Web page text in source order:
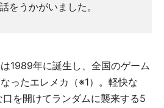
をうかがいました。
1989年に誕生し、全国のゲーム
ったエレメカ（※1）。軽快な
を開けてランダムに襲来する5